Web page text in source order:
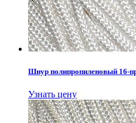
Шнур полипропиленовый 16-
Узнать цену